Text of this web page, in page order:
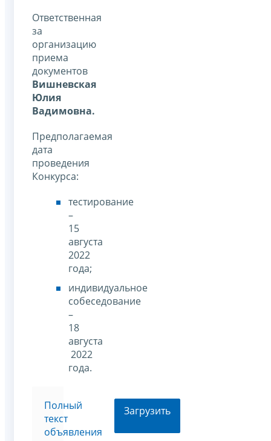
Ответственная
за
организацию
приема
документов
Вишневская
Юлия
Вадимовна.
Предполагаемая
дата
проведения
Конкурса:
тестирование
–
15
августа
2022
года;
индивидуальное
собеседование
–
18
августа
2022
года.
Полный
текст
объявления
Загрузить